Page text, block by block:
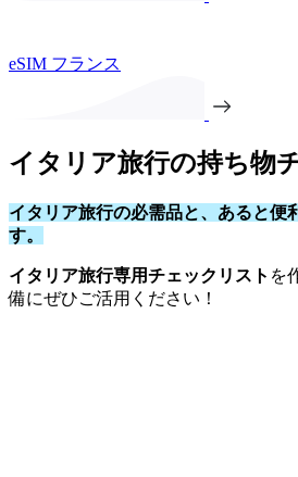
eSIM フランス
イタリア旅行の持ち物
イタリア旅行の必需品と、あると便
す。
イタリア旅行専用チェックリスト を
備にぜひご活用ください！